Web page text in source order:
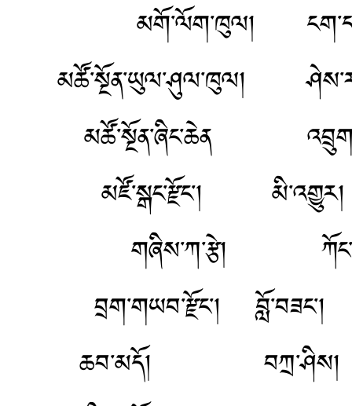
མགོ་ལོག་ཁུལ།
མཚོ་སྔོན་ཡུལ་ཤུལ་ཁུལ།
མཚོ་སྔོན་ཞིང་ཆེན
མཛོ་སྒང་རྫོང་།
གཞིས་ཀ་རྩེ།
བྲག་གཡབ་རྫོང་།
ཆབ་མདོ།